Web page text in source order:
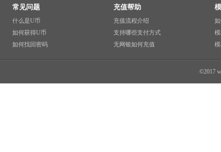
常见问题
什么是U币
如何获得U币
如何找回密码
充值帮助
充值流程介绍
支持哪些支付方式
无网银如何充值
©2017